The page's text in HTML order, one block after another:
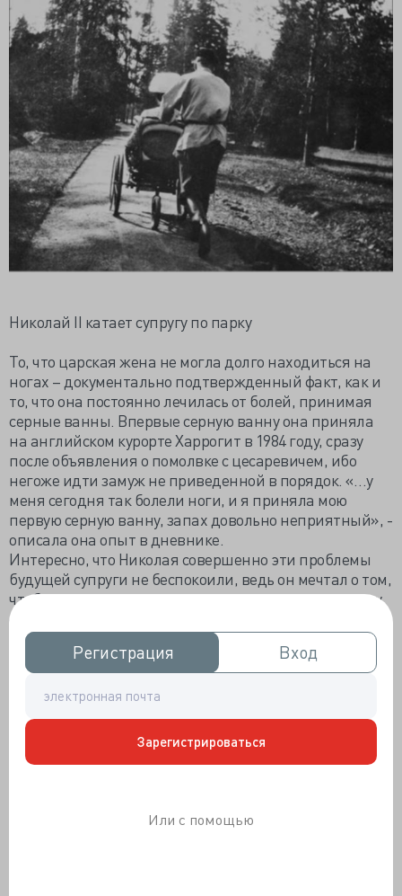
Регистрация
Регистрация Вход
Вход
Зарегистрироваться
Или с помощью
Николай II катает супругу по парку
То, что царская жена не могла долго находиться на
ногах – документально подтвержденный факт, как и
то, что она постоянно лечилась от болей, принимая
серные ванны. Впервые серную ванну она приняла
на английском курорте Харрогит в 1984 году, сразу
после объявления о помолвке с цесаревичем, ибо
негоже идти замуж не приведенной в порядок. «…у
меня сегодня так болели ноги, и я приняла мою
первую серную ванну, запах довольно неприятный», -
описала она опыт в дневнике.
Интересно, что Николая совершенно эти проблемы
будущей супруги не беспокоили, ведь он мечтал о том,
чтобы, наконец, получить доступ к ее ногам и самому
ей помогать… Это прекрасно отображено в их личной
переписке: «…твои бедные ножки опять болят. Хотел
бы я быть рядом с тобой, уж я бы их растер».